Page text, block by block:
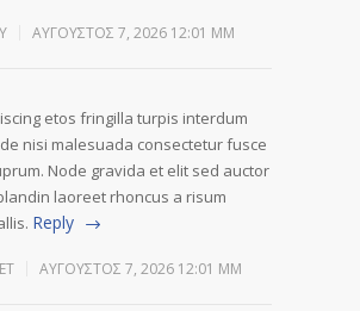
ΑΎΓΟΥΣΤΟΣ 7, 2026 12:01 ΜΜ
etos fringilla turpis interdum
nisi malesuada consectetur fusce
Node gravida et elit sed auctor
laoreet rhoncus a risum
Reply
ΑΎΓΟΥΣΤΟΣ 7, 2026 12:01 ΜΜ